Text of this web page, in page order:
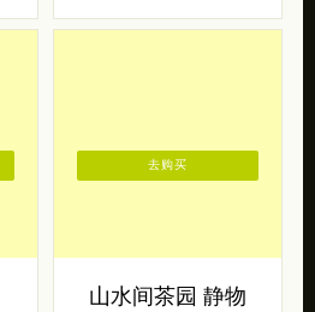
山水间茶园 静物
去购买